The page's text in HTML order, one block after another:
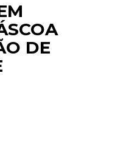
DE